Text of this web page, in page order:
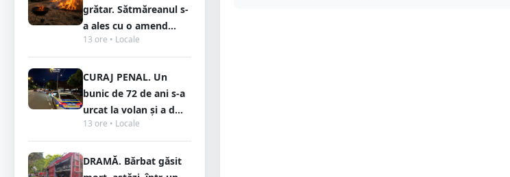
grătar. Sătmăreanul s-
a ales cu o amend...
13 ore • Locale
CURAJ PENAL. Un
bunic de 72 de ani s-a
urcat la volan și a d...
13 ore • Locale
DRAMĂ. Bărbat găsit